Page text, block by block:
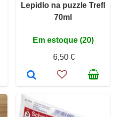
Lepidlo na puzzle Trefl
70ml
Em estoque (20)
6,50 €